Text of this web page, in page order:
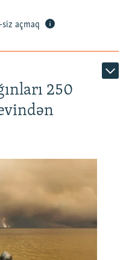
siz açmaq
250